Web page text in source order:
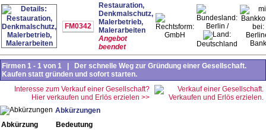
FM0342
Restauration,
Denkmalschutz,
Malerbetrieb,
Malerarbeiten
Angebot
beendet
GmbH
Berlin /
Deutschland
Bank
Firmen 1 - 1 von 1 | Der schnelle Weg zur Gründung einer Gesellschaft.
Kaufen statt gründen und sofort starten.
Interesse zum Verkauf einer Gesellschaft?
Hier verkaufen und Erlös erzielen >>
Abkürzungen
Abkürzung
Bedeutung